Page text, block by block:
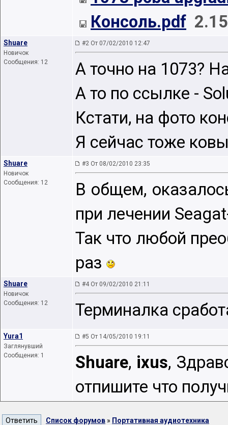
Консоль.pdf
Shuare
Новичок
Сообщения: 12
#2 От 07/02/2010 12:47
А точно на 1073?
А то по ссылке -
Кстати, на фото
Я сейчас тоже
Shuare
Новичок
Сообщения: 12
#3 От 08/02/2010 23:35
В общем,
при лечении
Так что любой
раз
Shuare
Новичок
Сообщения: 12
#4 От 09/02/2010 21:11
Терминалка
Yura1
Заглянувший
Сообщения: 1
#5 От 14/05/2010 19:11
Shuare, ixus,
отпишите что
Список форумов » Портативная аудиотехника